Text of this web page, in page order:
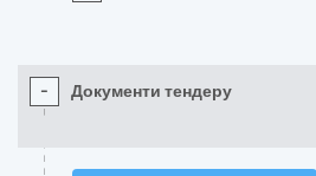
- Документи тендеру